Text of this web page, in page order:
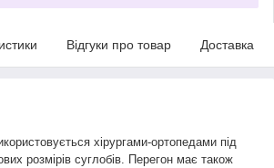
Відгуки про товар Доставка
хірургами-ортопедами під
розмірів суглобів. Перегон має також